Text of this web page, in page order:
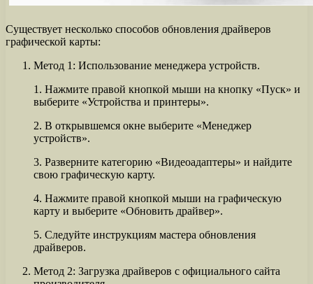
Существует несколько способов обновления драйверов
графической карты:
Метод 1: Использование менеджера устройств.
1. Нажмите правой кнопкой мыши на кнопку «Пуск» и
выберите «Устройства и принтеры».
2. В открывшемся окне выберите «Менеджер
устройств».
3. Разверните категорию «Видеоадаптеры» и найдите
свою графическую карту.
4. Нажмите правой кнопкой мыши на графическую
карту и выберите «Обновить драйвер».
5. Следуйте инструкциям мастера обновления
драйверов.
Метод 2: Загрузка драйверов с официального сайта